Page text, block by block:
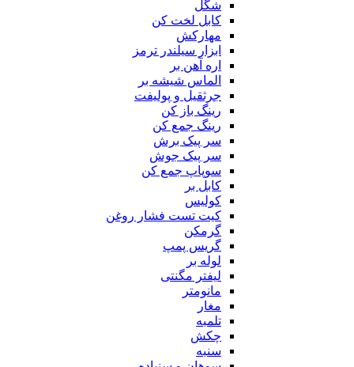
شگل
کابل لخت کن
مهارکش
ابزار سیلندر ترمز
اره آهن بر
الماس شیشه بر
جرثقیل و پولیفت
رینگ باز کن
رینگ جمع کن
سر پیک برش
سر پیک جوش
سوپاپ جمع کن
کابل بر
کولیس
کیت تست فشار روغن
گرمکن
گریس پمپ
لوله بر
لیفتر مگنتی
مانومتر
مغار
تلمبه
چکش
سنبه